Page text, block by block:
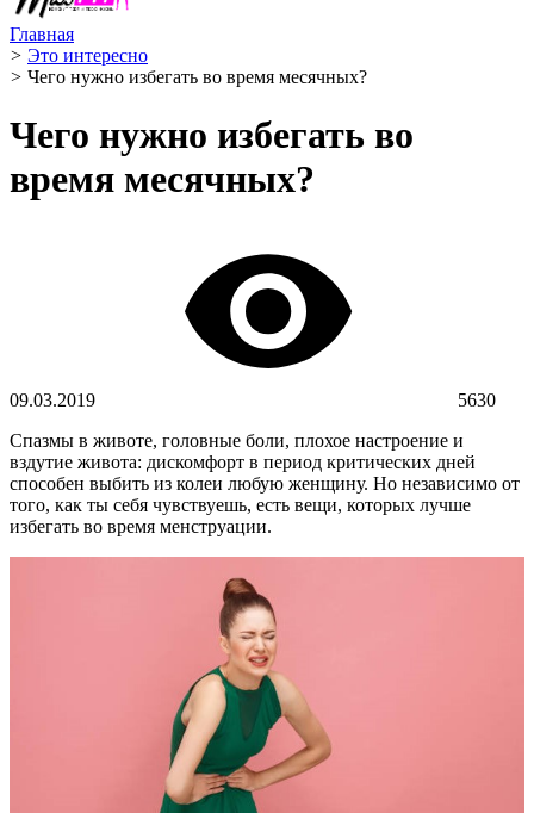
Главная
> Это интересно
> Чего нужно избегать во время месячных?
Чего нужно избегать во
время месячных?
09.03.2019
5630
Спазмы в животе, головные боли, плохое настроение и
вздутие живота: дискомфорт в период критических дней
способен выбить из колеи любую женщину. Но независимо от
того, как ты себя чувствуешь, есть вещи, которых лучше
избегать во время менструации.